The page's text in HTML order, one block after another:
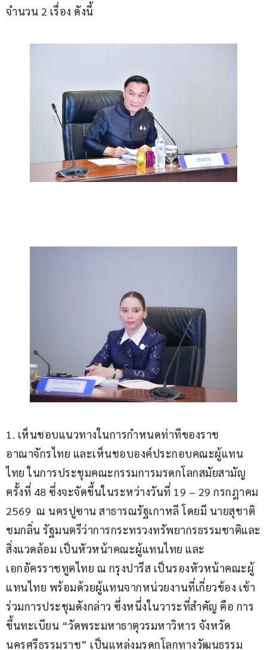
จำนวน 2 เรื่อง ดังนี้
1. เห็นชอบแนวทางในการกำหนดท่าทีของราช
อาณาจักรไทย และเห็นชอบองค์ประกอบคณะผู้แทน
ไทย ในการประชุมคณะกรรมการมรดกโลกสมัยสามัญ
ครั้งที่ 48 ซึ่งจะจัดขึ้นในระหว่างวันที่ 19 – 29 กรกฎาคม
2569  ณ นครปูซาน สาธารณรัฐเกาหลี โดยมี นายสุชาติ
ชมกลิ่น รัฐมนตรีว่าการกระทรวงทรัพยากรธรรมชาติและ
สิ่งแวดล้อม เป็นหัวหน้าคณะผู้แทนไทย และ
เอกอัครราชทูตไทย ณ กรุงปารีส เป็นรองหัวหน้าคณะผู้
แทนไทย พร้อมด้วยผู้แทนจากหน่วยงานที่เกี่ยวข้อง เข้า
ร่วมการประชุมดังกล่าว ซึ่งหนึ่งในวาระที่สำคัญ คือ การ
ขึ้นทะเบียน “วัดพระมหาธาตุวรมหาวิหาร จังหวัด
นครศรีธรรมราช” เป็นแหล่งมรดกโลกทางวัฒนธรรม